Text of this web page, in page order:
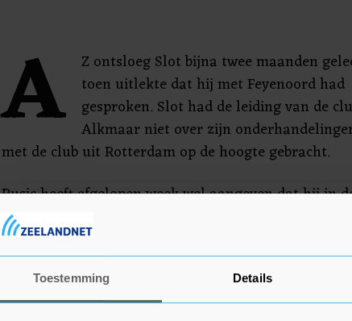
Toestemming Details
A
Z ontsloeg Slot bijna twee maanden
toen uitlekte dat hij met Feyenoord had
gesproken. Slot had de leiding van de
Alkmaar niet over zijn
met de club uit Rotterdam op de hoogte gebracht.
Pusic heeft afgelopen week wel aangeven dat hij in
belangstelling staat van Feyenoord. "Hij heeft
week een gesprek met de directie", vertelde Jansen na
nederlaag van zijn ploeg tegen Ajax (0-3). "Of ik
houden? We hebben afgesproken om tot het
komende week nergens op te reageren."